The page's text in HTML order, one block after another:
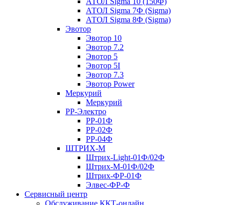
АТОЛ Sigma 7Ф (Sigma)
АТОЛ Sigma 8Ф (Sigma)
Эвотор
Эвотор 10
Эвотор 7.2
Эвотор 5
Эвотор 5I
Эвотор 7.3
Эвотор Power
Меркурий
Меркурий
РР-Электро
РР-01Ф
РР-02Ф
РР-04Ф
ШТРИХ-М
Штрих-Light-01Ф/02Ф
Штрих-М-01Ф/02Ф
Штрих-ФР-01Ф
Элвес-ФР-Ф
Сервисный центр
Обслуживание ККТ-онлайн